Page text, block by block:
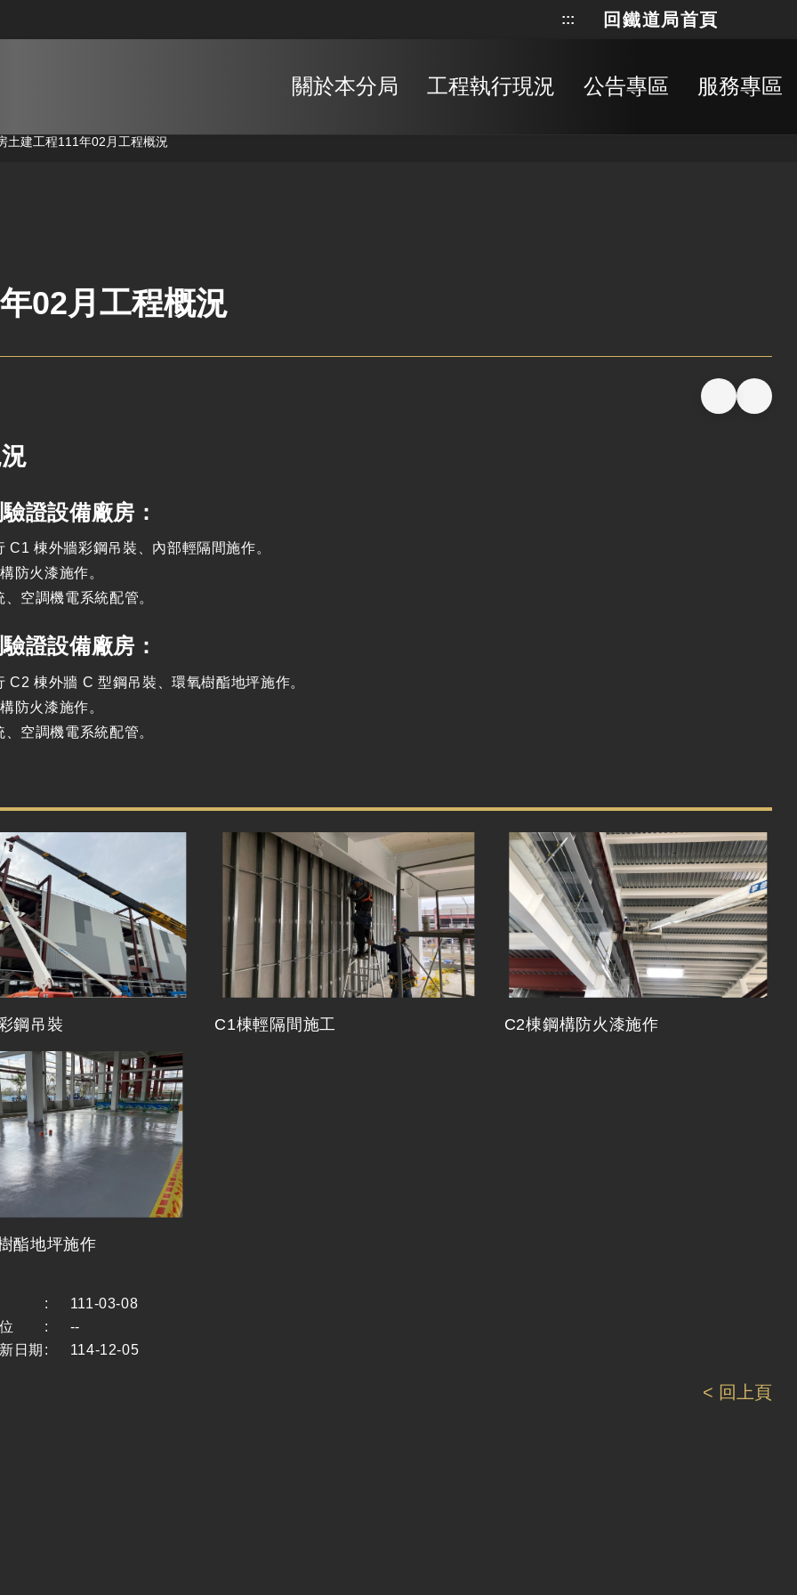
::: 回鐵道局首頁
關於本分局 工程執行現況 公告專區 服務專區
土建工程111年02月工程概況
02月工程概況
證設備廠房：
C1 棟外牆彩鋼吊裝、內部輕隔間施作。
防火漆施作。
、空調機電系統配管。
證設備廠房：
C2 棟外牆 C 型鋼吊裝、環氧樹酯地坪施作。
防火漆施作。
、空調機電系統配管。
鋼吊裝 C1棟輕隔間施工 C2棟鋼構防火漆施作
酯地坪施作
:
111-03-08
:
--
日期 : 114-12-05
< 回上頁